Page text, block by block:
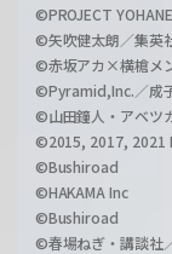
©PROJECT YOHANE
©矢吹健太朗／集英
©赤坂アカ×横槍メ
©Pyramid,Inc.／成
©山田鐘人・アベツ
©2015, 2017, 2021
©Bushiroad
©HAKAMA Inc
©Bushiroad
©春場ねぎ・講談社